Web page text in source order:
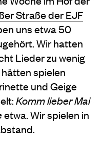
Straße der EJF
uns etwa 50
Wir hatten
Lieder zu wenig
spielen
und Geige
Komm lieber Mai
etwa. Wir spielen in